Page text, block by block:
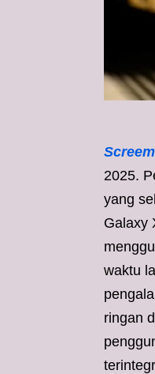
2025.
yang
Galaxy
waktu
ringan